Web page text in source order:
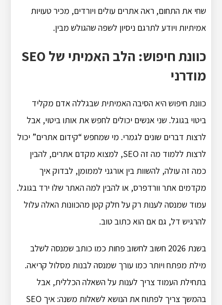
שחי את התחום, ראה אתרים עולים ויורדים, מכיר טעויות
אמיתיות ויודע לתרגם ניסיון לשפה שהגולש מבין.
כוונת חיפוש: הלב האמיתי של SEO
מודרני
כוונת חיפוש היא הסיבה האמיתית שבגללה אדם מקליד
ביטוי בגוגל. שני אנשים יכולים לחפש את אותו ביטוי, אבל
לרצות דברים שונים לגמרי. מי שמחפש “קידום אתרים” יכול
לרצות ללמוד מה זה SEO, למצוא מקדם אתרים, להבין
כמה זה עולה, להשוות בין אורגני לממומן, לבדוק איך
מקדמים אתר וורדפרס, או להבין למה האתר שלו ירד בגוגל.
עמוד שמנסה לענות רק על חלק קטן מהכוונות האלה עלול
להרגיש דל, גם אם הוא כתוב טוב.
בשנת 2026 חשוב לחשוב פחות כמו כותב שמנסה לשלב
מילת מפתח ויותר כמו עורך שמנסה לבנות מסלול קריאה.
בתחילת העמוד צריך לענות על השאלה הכללית, אבל
בהמשך צריך לפתוח את הנושא לשאלות משנה: איך SEO